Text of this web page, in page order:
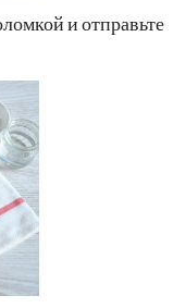
и отправьте